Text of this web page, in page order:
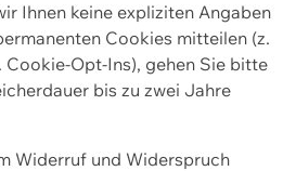
Ihnen keine expliziten Angaben
Cookies mitteilen (z.
Cookie-Opt-Ins), gehen Sie bitte
bis zu zwei Jahre
Widerruf und Widerspruch